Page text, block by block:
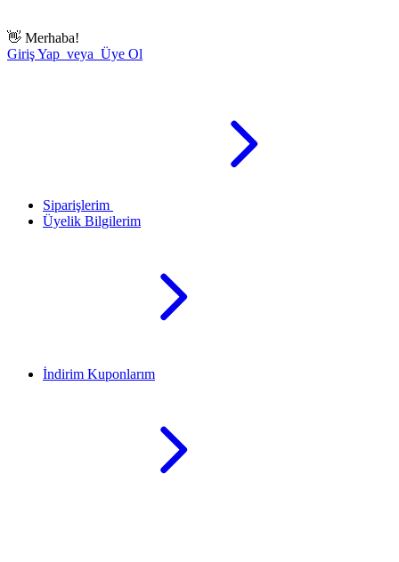
👋 Merhaba!
Giriş Yap veya Üye Ol
Siparişlerim
Üyelik Bilgilerim
İndirim Kuponlarım